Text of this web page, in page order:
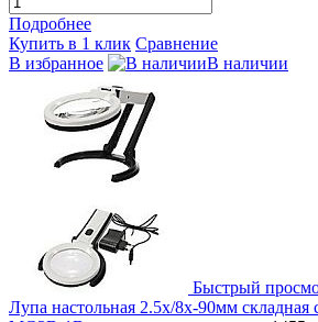
Подробнее
Купить в 1 клик Сравнение
В избранное
В наличии
Быстрый
Лупа настольная 2.5x/8x-90мм складная